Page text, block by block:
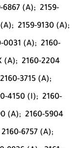
6867 (A); 2159-
2159-9130 (A);
0031 (A); 2160-
(A); 2160-2204
2160-3715 (A);
4150 (I); 2160-
(A); 2160-5904
2160-6757 (A);